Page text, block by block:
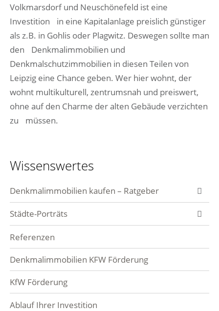
Volkmarsdorf und Neuschönefeld ist eine
Investition in eine Kapitalanlage preislich günstiger
als z.B. in Gohlis oder Plagwitz. Deswegen sollte man
den Denkmalimmobilien und
Denkmalschutzimmobilien in diesen Teilen von
Leipzig eine Chance geben. Wer hier wohnt, der
wohnt multikulturell, zentrumsnah und preiswert,
ohne auf den Charme der alten Gebäude verzichten
zu müssen.
Wissenswertes
Denkmalimmobilien kaufen – Ratgeber
Denkmalimmobilie ab wann?
Häufige Fragen – FAQ
Städte-Porträts
Berlin
Berlin Mitte
Charlottenburg
Friedrichshain
Frankfurt am Main
Nordend
Sachsenhausen
Potsdam
Leipzig
Referenzen
Denkmalimmobilien KFW Förderung
KfW Förderung
Ablauf Ihrer Investition